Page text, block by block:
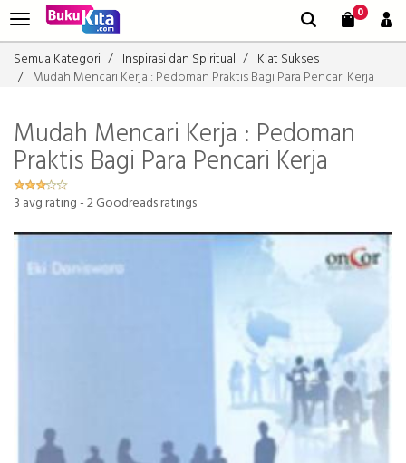
0
Semua Kategori Inspirasi dan Spiritual
Kiat Sukses
Mudah Mencari Kerja : Pedoman Praktis Bagi Para Pencari Kerja
Mudah Mencari Kerja : Pedoman
Praktis Bagi Para Pencari Kerja
3 avg rating -2Goodreads ratings